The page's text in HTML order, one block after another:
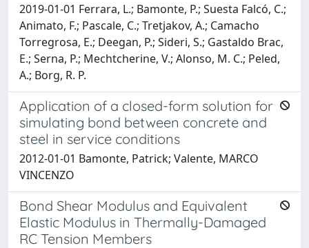
2019-01-01 Ferrara, L.; Bamonte, P.; Suesta Falcó, C.;
Animato, F.; Pascale, C.; Tretjakov, A.; Camacho
Torregrosa, E.; Deegan, P.; Sideri, S.; Gastaldo Brac,
E.; Serna, P.; Mechtcherine, V.; Alonso, M. C.; Peled,
A.; Borg, R. P.
Application of a closed-form solution for
simulating bond between concrete and
steel in service conditions
2012-01-01 Bamonte, Patrick; Valente, MARCO
VINCENZO
Bond Shear Modulus and Equivalent
Elastic Modulus in Thermally-Damaged
RC Tension Members